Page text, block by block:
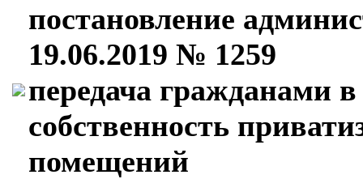
постановление
19.06.2019 № 1259
передача гражданами
собственность
помещений